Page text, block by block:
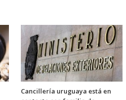
Cancillería uruguaya está en